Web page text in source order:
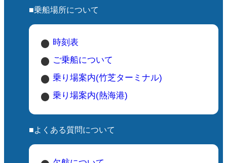
■乗船場所について
時刻表
ご乗船について
乗り場案内(竹芝ターミナル)
乗り場案内(熱海港)
■よくある質問について